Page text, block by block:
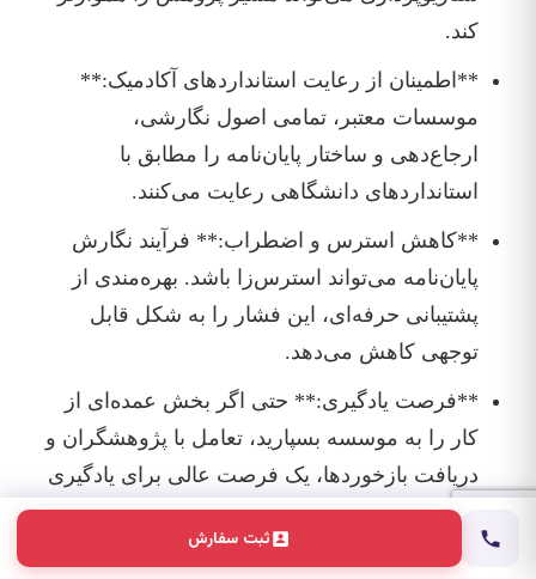
ثبت سفارش
کند.
**اطمینان از رعایت استانداردهای آکادمیک:**
موسسات معتبر، تمامی اصول نگارشی،
ارجاع‌دهی و ساختار پایان‌نامه را مطابق با
استانداردهای دانشگاهی رعایت می‌کنند.
**کاهش استرس و اضطراب:** فرآیند نگارش
پایان‌نامه می‌تواند استرس‌زا باشد. بهره‌مندی از
پشتیبانی حرفه‌ای، این فشار را به شکل قابل
توجهی کاهش می‌دهد.
**فرصت یادگیری:** حتی اگر بخش عمده‌ای از
کار را به موسسه بسپارید، تعامل با پژوهشگران و
دریافت بازخوردها، یک فرصت عالی برای یادگیری
و ارتقای مهارت‌های پژوهشی شماست.
**محتوای بدون سرقت ادبی:** موسسات معتبر